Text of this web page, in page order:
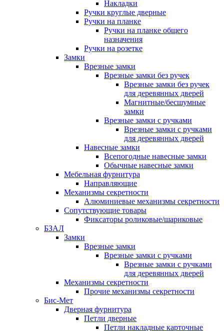
Накладки
Ручки круглые дверные
Ручки на планке
Ручки на планке общего
назначения
Ручки на розетке
Замки
Врезные замки
Врезные замки без ручек
Врезные замки без ручек
для деревянных дверей
Магнитные/бесшумные
замки
Врезные замки с ручками
Врезные замки с ручками
для деревянных дверей
Навесные замки
Всепогодные навесные замки
Обычные навесные замки
Мебельная фурнитура
Направляющие
Механизмы секретности
Алюминиевые механизмы секретности
Сопутствующие товары
Фиксаторы роликовые/шариковые
БЗАЛ
Замки
Врезные замки
Врезные замки с ручками
Врезные замки с ручками
для деревянных дверей
Механизмы секретности
Прочие механизмы секретности
Бис-Мет
Дверная фурнитура
Петли дверные
Петли накладные карточные